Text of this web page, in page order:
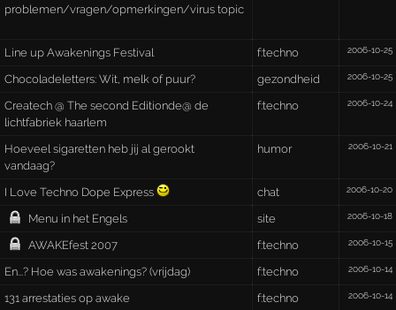
problemen/vragen/opmerkingen/virus topic
Line up Awakenings Festival f:techno 2006-10-25
Chocoladeletters: Wit, melk of puur? gezondheid 2006-10-25
Createch @ The second Editionde@ de
lichtfabriek haarlem
f:techno 2006-10-24
Hoeveel sigaretten heb jij al gerookt
vandaag?
humor 2006-10-21
I Love Techno Dope Express chat 2006-10-20
Menu in het Engels site 2006-10-18
AWAKEfest 2007 f:techno 2006-10-15
En...? Hoe was awakenings? (vrijdag) f:techno 2006-10-14
131 arrestaties op awake f:techno 2006-10-14